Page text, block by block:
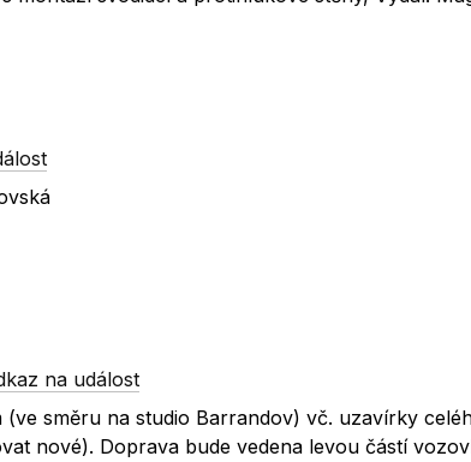
na událost
směru na studio Barrandov) vč. uzavírky
nové). Doprava bude vedena levou částí